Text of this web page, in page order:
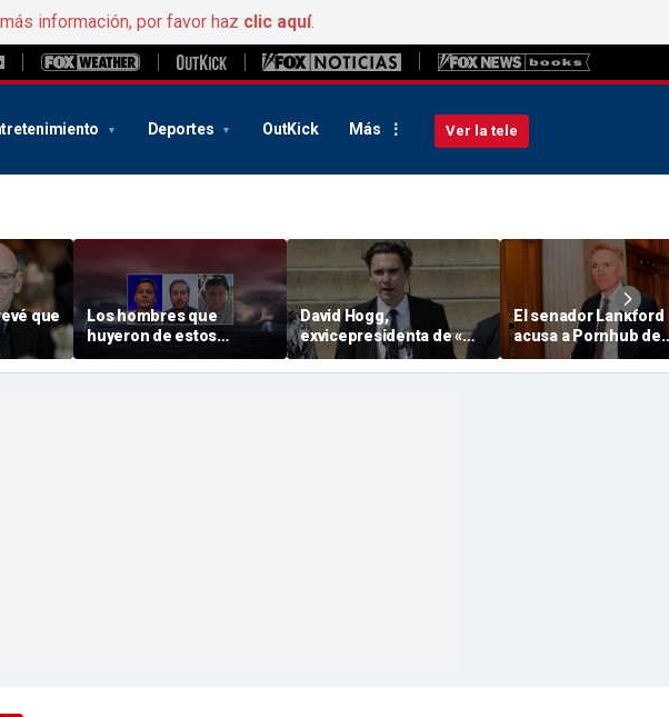
información, por favor haz clic aquí.
Deportes OutKick Más Ver la tele
que
la
Los hombres que
huyeron de estos
regímenes socialistas
nos lanzan una
David Hogg,
exvicepresidenta de «
DNC », dice que los
demócratas moderados
El senador Lankford
acusa a Pornhub de
«aprovecharse de
niños» en una carta